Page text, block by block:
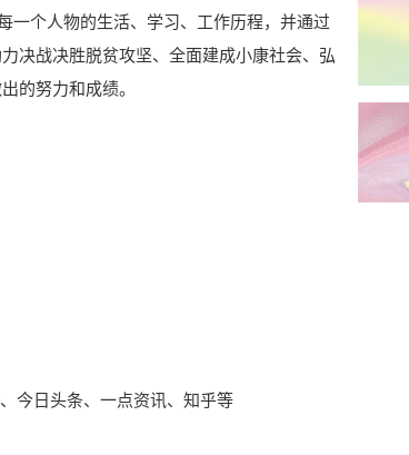
一个人物的生活、学习、工作历程，并通过
决战决胜脱贫攻坚、全面建成小康社会、弘
的努力和成绩。
今日头条、一点资讯、知乎等